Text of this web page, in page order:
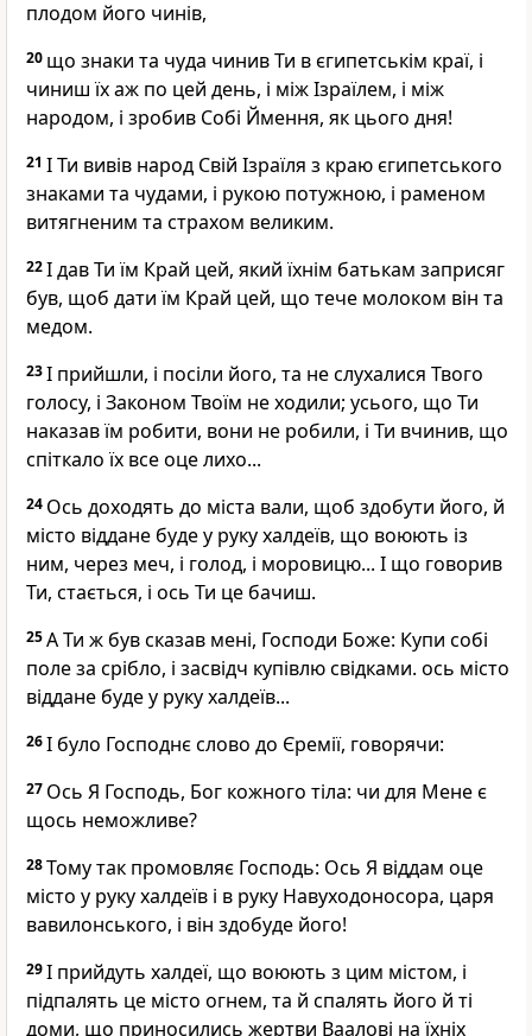
плодом його чинів,
20 що знаки та чуда чинив Ти в єгипетськім краї, і
чиниш їх аж по цей день, і між Ізраїлем, і між
народом, і зробив Собі Ймення, як цього дня!
21 І Ти вивів народ Свій Ізраїля з краю єгипетського
знаками та чудами, і рукою потужною, і раменом
витягненим та страхом великим.
22І дав Ти їм Край цей, який їхнім батькам заприсяг
був, щоб дати їм Край цей, що тече молоком він та
медом.
23І прийшли, і посіли його, та не слухалися Твого
голосу, і Законом Твоїм не ходили; усього, що Ти
наказав їм робити, вони не робили, і Ти вчинив, що
спіткало їх все оце лихо...
24 Ось доходять до міста вали, щоб здобути його, й
місто віддане буде у руку халдеїв, що воюють із
ним, через меч, і голод, і моровицю... І що говорив
Ти, стається, і ось Ти це бачиш.
25А Ти ж був сказав мені, Господи Боже: Купи собі
поле за срібло, і засвідч купівлю свідками. ось місто
віддане буде у руку халдеїв...
26І було Господнє слово до Єремії, говорячи:
27 Ось Я Господь, Бог кожного тіла: чи для Мене є
щось неможливе?
28Тому так промовляє Господь: Ось Я віддам оце
місто у руку халдеїв і в руку Навуходоносора, царя
вавилонського, і він здобуде його!
29І прийдуть халдеї, що воюють з цим містом, і
підпалять це місто огнем, та й спалять його й ті
доми, що приносились жертви Ваалові на їхніх